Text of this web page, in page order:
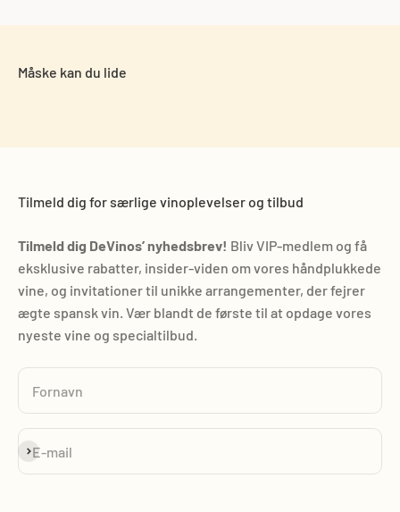
Tilmeld dig for særlige vinoplevelser og tilbud
Tilmeld dig DeVinos’ nyhedsbrev! Bliv VIP-medlem og få
eksklusive rabatter, insider-viden om vores håndplukkede
vine, og invitationer til unikke arrangementer, der fejrer
ægte spansk vin. Vær blandt de første til at opdage vores
nyeste vine og specialtilbud.
Fornavn
E-mail
Abonnér